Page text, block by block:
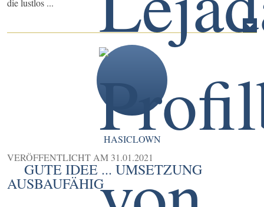
die lustlos ...
HASICLOWN
VERÖFFENTLICHT AM 31.01.2021
GUTE IDEE ... UMSETZUNG
AUSBAUFÄHIG